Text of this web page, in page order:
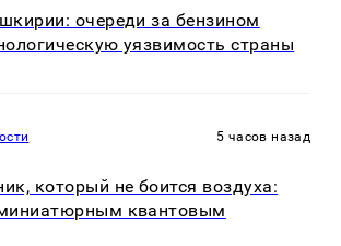
очереди за бензином
уязвимость страны
5 часов назад
который не боится воздуха:
квантовым